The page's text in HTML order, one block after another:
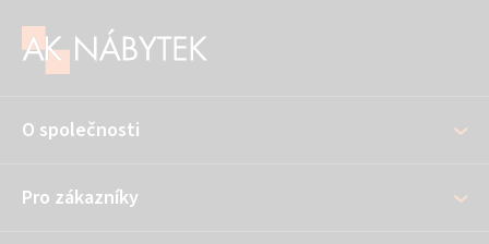
O společnosti
Pro zákazníky